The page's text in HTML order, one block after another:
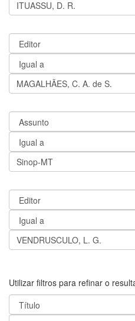
Utilizar filtros para refinar o